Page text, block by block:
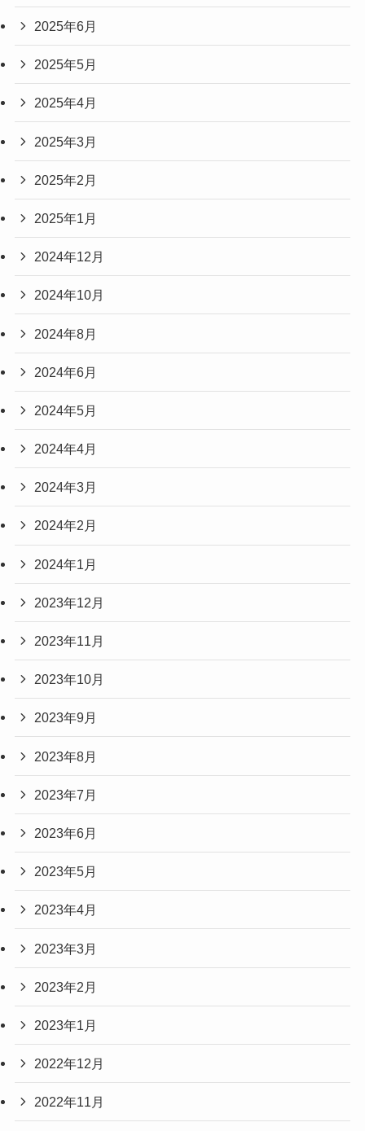
2025年6月
2025年5月
2025年4月
2025年3月
2025年2月
2025年1月
2024年12月
2024年10月
2024年8月
2024年6月
2024年5月
2024年4月
2024年3月
2024年2月
2024年1月
2023年12月
2023年11月
2023年10月
2023年9月
2023年8月
2023年7月
2023年6月
2023年5月
2023年4月
2023年3月
2023年2月
2023年1月
2022年12月
2022年11月